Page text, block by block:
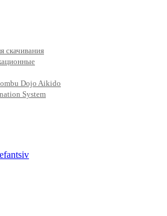
скачивания
Dojo Aikido
System